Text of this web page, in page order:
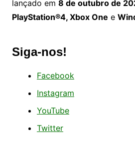
lançado em 8 de outubro de
PlayStation®4, Xbox One e
Siga-nos!
Facebook
Instagram
YouTube
Twitter